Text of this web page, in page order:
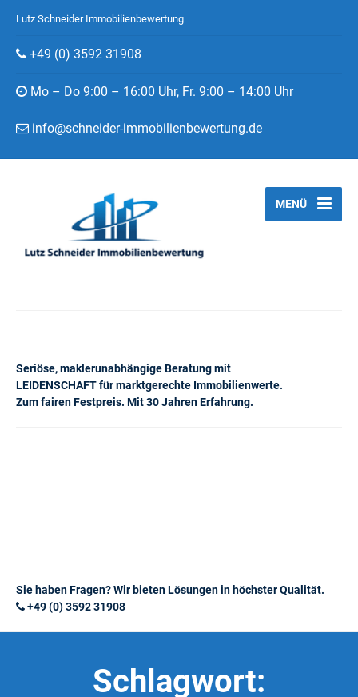
Lutz Schneider Immobilienbewertung
+49 (0) 3592 31908
Mo – Do 9:00 – 16:00 Uhr, Fr. 9:00 – 14:00 Uhr
info@schneider-immobilienbewertung.de
Seriöse, maklerunabhängige Beratung mit
LEIDENSCHAFT für marktgerechte Immobilienwerte.
Zum fairen Festpreis. Mit 30 Jahren Erfahrung.
MENÜ
Sie haben Fragen? Wir bieten Lösungen in höchster Qualität.
+49 (0) 3592 31908
Schlagwort: